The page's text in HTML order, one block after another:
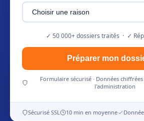
✓ 50 000+ dossiers traités · ✓
Préparer mon
Formulaire sécurisé · Données
l'administration
Sécurisé SSL 10 min en moyenne